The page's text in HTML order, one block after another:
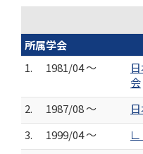
所属学会
1.
1981/04 ～
会
2.
1987/08 ～
3.
1999/04 ～
∟